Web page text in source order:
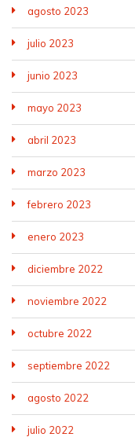
agosto 2023
julio 2023
junio 2023
mayo 2023
abril 2023
marzo 2023
febrero 2023
enero 2023
diciembre 2022
noviembre 2022
octubre 2022
septiembre 2022
agosto 2022
julio 2022